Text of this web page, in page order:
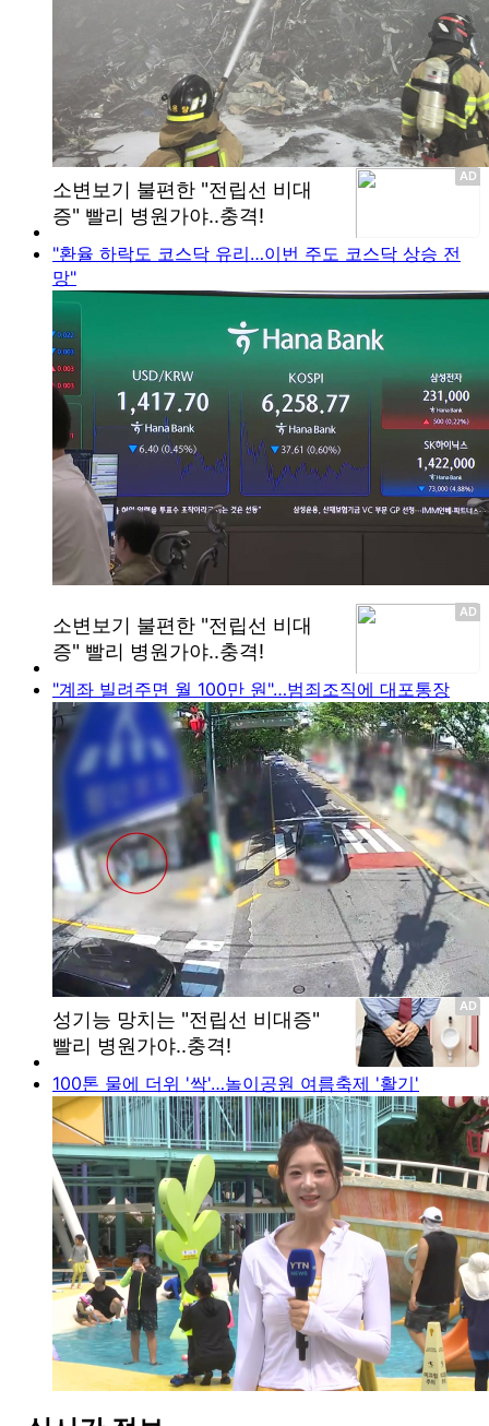
"환율 하락도 코스닥 유리…이번 주도 코스닥 상승 전
망"
"계좌 빌려주면 월 100만 원"…범죄조직에 대포통장
100톤 물에 더위 '싹'…놀이공원 여름축제 '활기'